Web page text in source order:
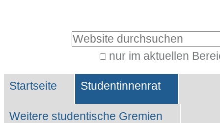
Website durchsuchen
nur im aktuellen
Suche…
Sektionen
Startseite Studentinnenrat
Weitere studentische Gremien